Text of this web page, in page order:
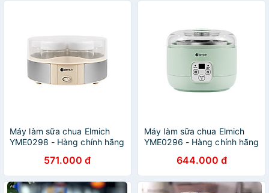
Máy làm sữa chua Elmich
YME0298 - Hàng chính hãng
571.000 đ
Máy làm sữa chua Elmich
YME0296 - Hàng chính hãng
644.000 đ